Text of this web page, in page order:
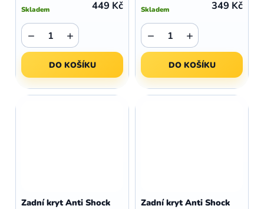
Skladem 449 Kč
+
−
DO KOŠÍKU
Skladem 349 Kč
+
−
DO KOŠÍKU
Zadní kryt Anti Shock
Zadní kryt Anti Shock